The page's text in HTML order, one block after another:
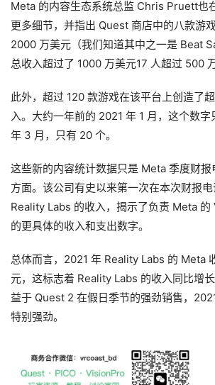
态
应
用
闻
V
设
备
排
名
观
点
资
登录 注册
Meta 的内容生态系统总监 Chris Pruett也
更多细节，并指出 Quest 商店中的八款游
2000 万美元（我们知道其中之一是 Beat
总收入超过了 1000 万美元17 人超过 500 万
此外，超过 120 款游戏在该平台上创造了
入。大约一年前的 2021 年 1 月，这个数
年 3 月，只有 20 个。
这些新的内容统计数据只是 Meta 季度财
方面。该公司有史以来第一次在本次财报
Reality Labs 的收入，揭示了负责 Meta 的
的更具体的收入和支出数字。
总体而言，2021 年 Reality Labs 的 Meta
元，这标志着 Reality Labs 的收入同比增
益于 Quest 2 在假日季节的强劲销售，
特别强劲。